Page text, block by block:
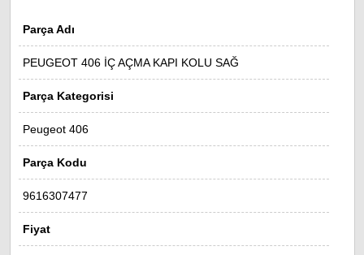
Parça Adı
PEUGEOT 406 İÇ AÇMA KAPI KOLU SAĞ
Parça Kategorisi
Peugeot 406
Parça Kodu
9616307477
Fiyat